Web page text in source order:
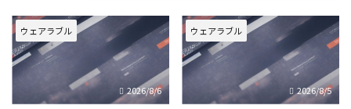
ウェアラブル
2026/8/6
ウェアラブル
2026/8/5